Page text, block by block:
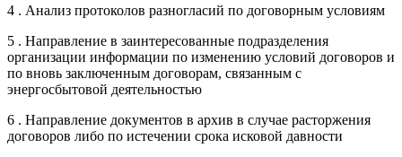
4 . Анализ протоколов разногласий по договорным условиям
5 . Направление в заинтересованные подразделения
организации информации по изменению условий договоров и
по вновь заключенным договорам, связанным с
энергосбытовой деятельностью
6 . Направление документов в архив в случае расторжения
договоров либо по истечении срока исковой давности